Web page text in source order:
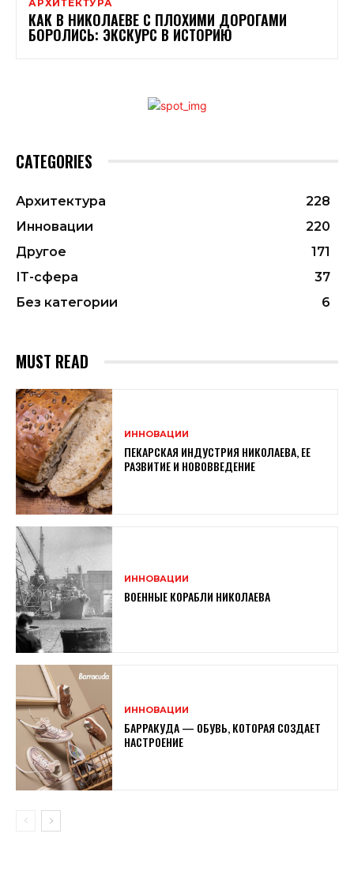
АРХИТЕКТУРА
КАК В НИКОЛАЕВЕ С ПЛОХИМИ ДОРОГАМИ
БОРОЛИСЬ: ЭКСКУРС В ИСТОРИЮ
CATEGORIES
Архитектура
228
Инновации
220
Другое
171
ІТ-сфера
37
Без категории
6
MUST READ
ИННОВАЦИИ
ПЕКАРСКАЯ ИНДУСТРИЯ НИКОЛАЕВА, ЕЕ
РАЗВИТИЕ И НОВОВВЕДЕНИЕ
ИННОВАЦИИ
ВОЕННЫЕ КОРАБЛИ НИКОЛАЕВА
ИННОВАЦИИ
БАРРАКУДА — ОБУВЬ, КОТОРАЯ СОЗДАЕТ
НАСТРОЕНИЕ